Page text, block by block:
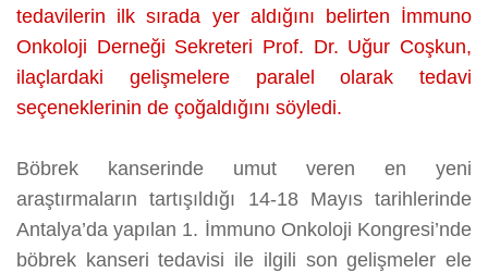
tedavilerin ilk sırada yer aldığını belirten İmmuno
Onkoloji Derneği Sekreteri Prof. Dr. Uğur Coşkun,
ilaçlardaki gelişmelere paralel olarak tedavi
seçeneklerinin de çoğaldığını söyledi.
Böbrek kanserinde umut veren en yeni
araştırmaların tartışıldığı 14-18 Mayıs tarihlerinde
Antalya’da yapılan 1. İmmuno Onkoloji Kongresi’nde
böbrek kanseri tedavisi ile ilgili son gelişmeler ele